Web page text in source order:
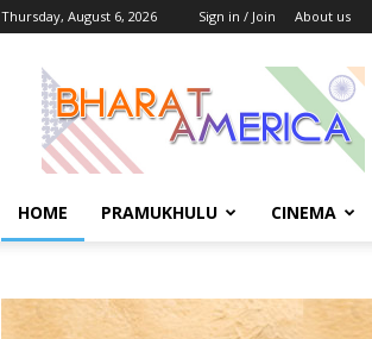
Thursday, August 6, 2026 Sign in / Join About us
అమెరికా
HOME PRAMUKHULU CINEMA